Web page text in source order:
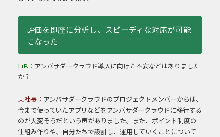
評価を即座に分析し、スピーディな対応が可能
になった
LiB： アンバサダークラウド導入に向けた不安などはありました
か？
東社長： アンバサダークラウドのプロジェクトメンバーからは、
今まで使っていたアプリなどをアンバサダークラウドに移行する
のが大変そうだという声がありました。また、ポイント制度の
仕組み作りや、自分たちで設計し、運用していくことについて